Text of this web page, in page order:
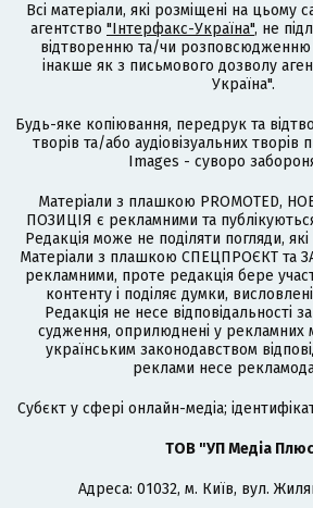
Всі матеріали, які розміщені на цьому
агентство "Інтерфакс-Україна", не
відтворенню та/чи розповсюдженню
інакше як з письмового дозволу
Україна".
Будь-яке копіювання, передрук та
творів та/або аудіовізуальних
Images - суворо
Матеріали з плашкою PROMOTED,
ПОЗИЦІЯ є рекламними та
Редакція може не поділяти погляди,
Матеріали з плашкою СПЕЦПРОЄКТ та
рекламними, проте редакція бере
контенту і поділяє думки,
Редакція не несе відповідальності
судження, оприлюднені у рекламних
українським законодавством
реклами несе
Cубєкт у сфері онлайн-медіа;
ТОВ "УП Медіа
Адреса: 01032, м. Київ, вул.